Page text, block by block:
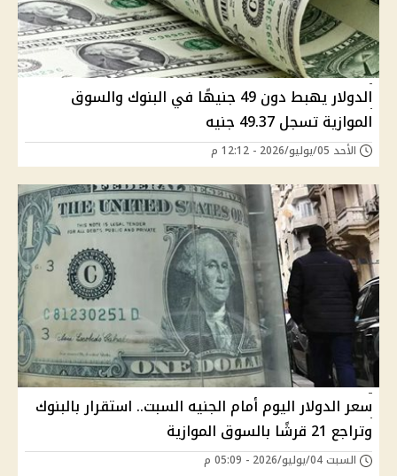
الدولار يهبط دون 49 جنيهًا في البنوك والسوق
الموازية تسجل 49.37 جنيه
الأحد 05/يوليو/2026 - 12:12 م
سعر الدولار اليوم أمام الجنيه السبت.. استقرار بالبنوك
وتراجع 21 قرشًا بالسوق الموازية
السبت 04/يوليو/2026 - 05:09 م